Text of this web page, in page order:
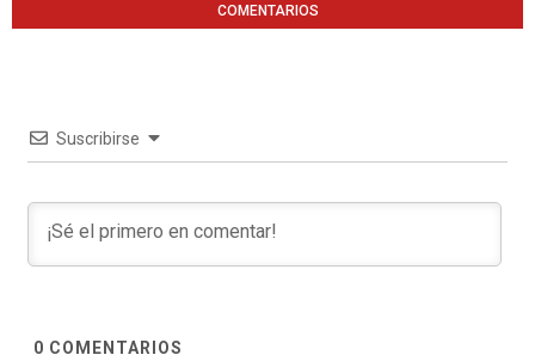
COMENTARIOS
Suscribirse
0 COMENTARIOS